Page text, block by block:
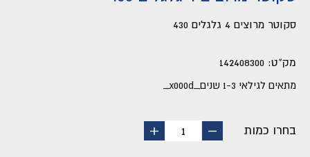
סקוטר מרוצים 4 גלגלים 430
מק"ט: 142408300
מתאים לגילאי 1-3 שנים_x000d_
בחרו כמות
החסר
1
הוסף